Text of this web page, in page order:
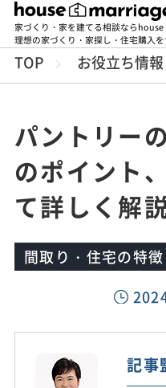
家づくり・家を建てる相談ならhouse
理想の家づくり・家探し・住宅購入を
TOP お役立ち情報
パントリー
のポイント
て詳しく解
間取り・住宅の特徴
記事